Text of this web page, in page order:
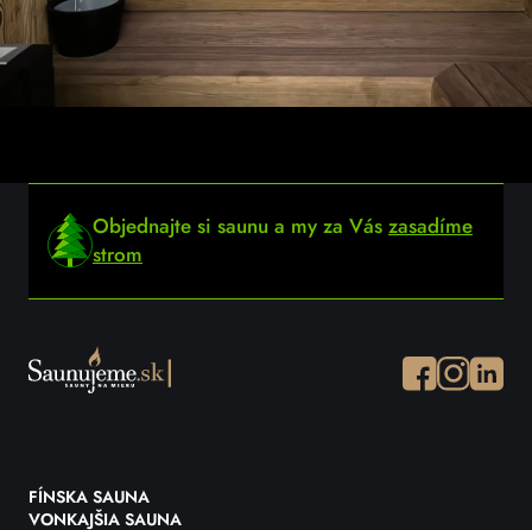
Objednajte si saunu a my za Vás zasadíme
strom
Facebook
Instagram
FÍNSKA SAUNA
VONKAJŠIA SAUNA